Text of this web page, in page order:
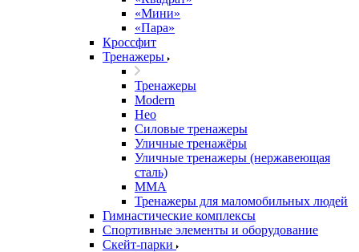
«Мини»
«Пара»
Кроссфит
Тренажеры
Тренажеры
Modern
Нео
Силовые тренажеры
Уличные тренажёры
Уличные тренажеры (нержавеющая
сталь)
ММА
Тренажеры для маломобильных людей
Гимнастические комплексы
Спортивные элементы и оборудование
Скейт-парки